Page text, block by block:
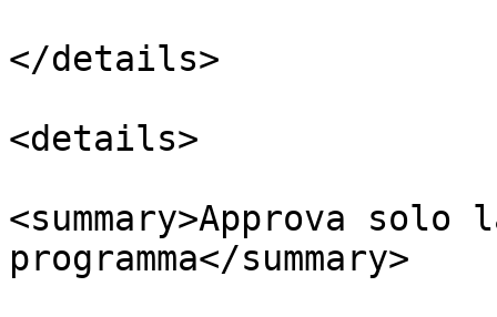
</details>
<details>
<summary>Approva
programma</summary>